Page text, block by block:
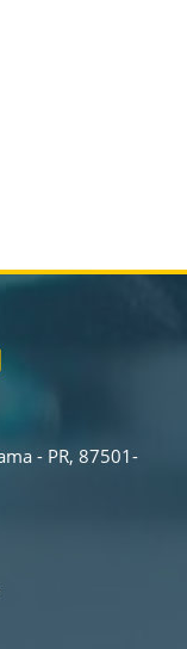
- PR, 87501-